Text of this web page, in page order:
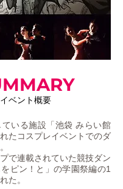
イベント概要
いる施設「池袋 みらい館
たコスプレイベントでのダ
で連載されていた競技ダン
ピン！と」の学園祭編の1
た。